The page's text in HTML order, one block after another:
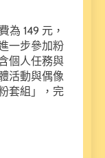
為 149 元，
一步參加粉
個人任務與
活動與偶像
套組」，完